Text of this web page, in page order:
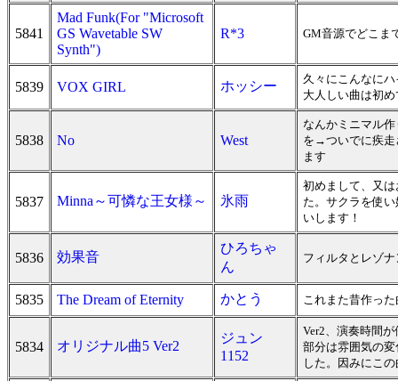
5841
Mad Funk(For "Microsoft
GS Wavetable SW
Synth")
R*3 GM音源でどこま
5839 VOX GIRL ホッシー
久々にこんなに
大人しい曲は初
5838 No West
なんかミニマル
を→ついでに疾
ます
5837 Minna～可憐な王女様～ 氷雨
初めまして、又
た。サクラを使
いします！
5836 効果音
ひろちゃ
ん
フィルタとレゾ
5835 The Dream of Eternity かとう これまた昔作っ
5834 オリジナル曲5 Ver2
ジュン
1152
Ver2、演奏時間
部分は雰囲気の
した。因みにこ